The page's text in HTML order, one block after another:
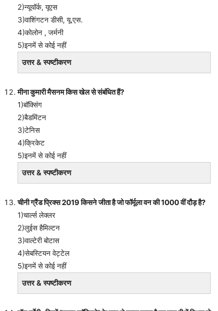
2)न्यूयॉर्क, यूएस
3)वाशिंगटन डीसी, यू.एस.
4)कोलोन , जर्मनी
5)इनमें से कोई नहीं
उत्तर & स्पष्टीकरण
मीना कुमारी मैसनम किस खेल से संबंधित हैं?
1)बॉक्सिंग
2)बैडमिंटन
3)टेनिस
4)क्रिकेट
5)इनमें से कोई नहीं
उत्तर & स्पष्टीकरण
चीनी ग्रैंड प्रिक्स 2019 किसने जीता है जो फॉर्मूला वन की 1000 वीं दौड़ है?
1)चार्ल्स लेक्लर
2)लुईस हैमिल्टन
3)वाल्टेरी बोटास
4)सेबस्टियन वेट्टेल
5)इनमें से कोई नहीं
उत्तर & स्पष्टीकरण